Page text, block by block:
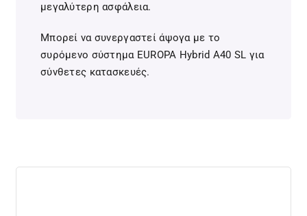
μεγαλύτερη ασφάλεια.
Μπορεί να συνεργαστεί άψογα με το
συρόμενο σύστημα EUROPA Hybrid A40 SL για
σύνθετες κατασκευές.